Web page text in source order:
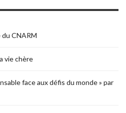
CNARM
vie chère
face aux défis du monde » par